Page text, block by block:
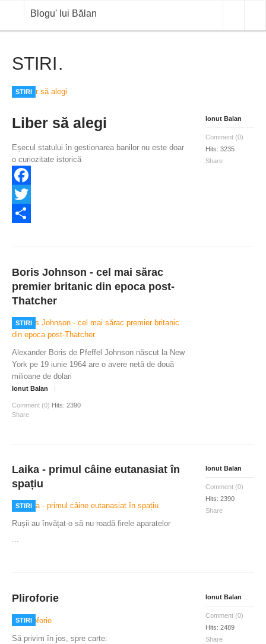
Blogu' lui Bălan
OPINII
STIRI
CURS VALUTAR IN TIMP REAL
COMMODITIES
COTATII BVB
STIRI
STIRI
Liber să alegi
Eșecul statului în gestionarea banilor nu este doar
o curiozitate istorică
Facebook
Twitter
Ionut Balan
Comment (0)
Hits: 3235
Share
Boris Johnson - cel mai sărac
premier britanic din epoca post-
Thatcher
STIRI
Alexander Boris de Pfeffel Johnson născut la New
York pe 19 iunie 1964 are o avere netă de două
milioane de dolari
Ionut Balan
Comment (0) Hits: 2390
Share
Laika - primul câine eutanasiat în
spațiu
STIRI
Rușii au învățat-o să nu roadă firele aparatelor
...
Ionut Balan
Comment (0)
Hits: 2390
Share
Pliroforie
STIRI
Să privim în jos, spre carte:
Ionut Balan
Comment (0)
Hits: 2489
Share